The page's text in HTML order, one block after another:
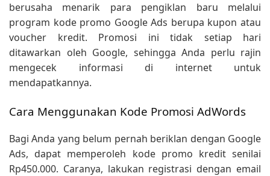
berusaha menarik para pengiklan baru melalui
program kode promo Google Ads berupa kupon atau
voucher kredit. Promosi ini tidak setiap hari
ditawarkan oleh Google, sehingga Anda perlu rajin
mengecek informasi di internet untuk
mendapatkannya.
Cara Menggunakan Kode Promosi AdWords
Bagi Anda yang belum pernah beriklan dengan Google
Ads, dapat memperoleh kode promo kredit senilai
Rp450.000. Caranya, lakukan registrasi dengan email